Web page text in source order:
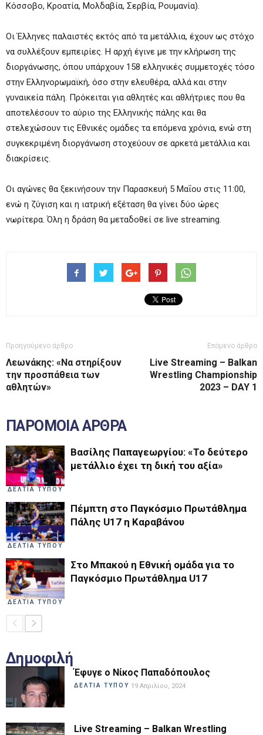
Κόσσοβο, Κροατία, Μολδαβία, Σερβία, Ρουμανία).
Οι Έλληνες παλαιστές εκτός από τα μετάλλια, έχουν ως στόχο
να συλλέξουν εμπειρίες. Η αρχή έγινε με την κλήρωση της
διοργάνωσης, όπου υπάρχουν 158 ελληνικές συμμετοχές τόσο
στην Ελληνορωμαϊκή, όσο στην ελευθέρα, αλλά και στην
γυναικεία πάλη. Πρόκειται για αθλητές και αθλήτριες που θα
αποτελέσουν το αύριο της Ελληνικής πάλης και θα
στελεχώσουν τις Εθνικές ομάδες τα επόμενα χρόνια, ενώ στη
συγκεκριμένη διοργάνωση στοχεύουν σε αρκετά μετάλλια και
διακρίσεις.
Οι αγώνες θα ξεκινήσουν την Παρασκευή 5 Μαΐου στις 11:00,
ενώ η ζύγιση και η ιατρική εξέταση θα γίνει δύο ώρες
νωρίτερα. Όλη η δράση θα μεταδοθεί σε live streaming.
Προηγούμενο άρθρο
Λεωνάκης: «Να στηρίξουν
την προσπάθεια των
αθλητών»
Επόμενο άρθρο
Live Streaming – Balkan
Wrestling Championship
2023 – DAY 1
ΠΑΡΟΜΟΙΑ ΑΡΘΡΑ
ΔΕΛΤΙΑ ΤΥΠΟΥ
Βασίλης Παπαγεωργίου: «Το δεύτερο
μετάλλιο έχει τη δική του αξία»
ΔΕΛΤΙΑ ΤΥΠΟΥ
Πέμπτη στο Παγκόσμιο Πρωτάθλημα
Πάλης U17 η Καραβάνου
ΔΕΛΤΙΑ ΤΥΠΟΥ
Στο Μπακού η Εθνική ομάδα για το
Παγκόσμιο Πρωτάθλημα U17
Δημοφιλή
Έφυγε ο Νίκος Παπαδόπουλος
ΔΕΛΤΙΑ ΤΥΠΟΥ 19 Απριλίου, 2024
Live Streaming – Balkan Wrestling